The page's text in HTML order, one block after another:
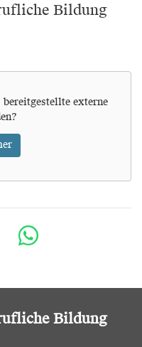
Bildung
bereitgestellte externe
Bildung